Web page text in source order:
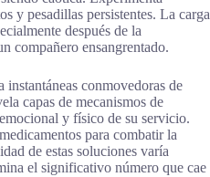
y pesadillas persistentes. La carga
después de la
compañero ensangrentado.
conmovedoras de
capas de mecanismos de
y físico de su servicio.
para combatir la
de estas soluciones varía
el significativo número que cae